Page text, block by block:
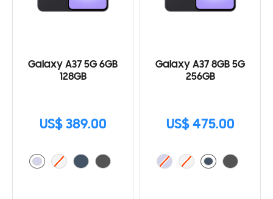
Galaxy A37 5G 6GB
128GB
US$ 389.00
Galaxy A37 8GB 5G
256GB
US$ 475.00